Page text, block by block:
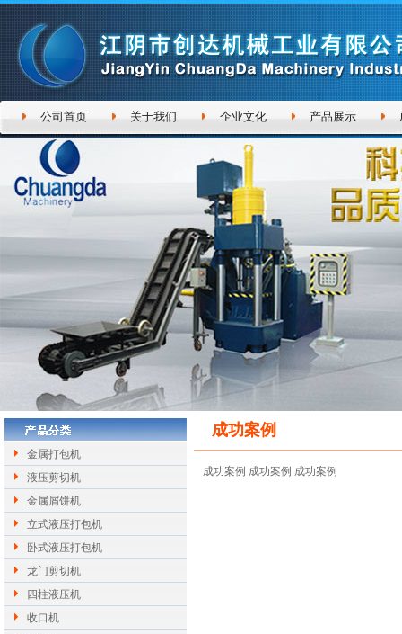
公司首页 关于我们 企业文化 产品展示
金属打包机
液压剪切机
金属屑饼机
立式液压打包机
卧式液压打包机
龙门剪切机
四柱液压机
收口机
成功案例
成功案例 成功案例 成功案例